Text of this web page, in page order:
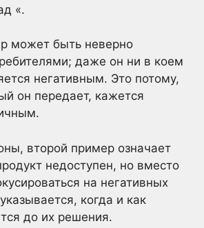
«.
может быть неверно
даже он ни в коем
негативным. Это потому,
он передает, кажется
второй пример означает
недоступен, но вместо
на негативных
когда и как
до их решения.